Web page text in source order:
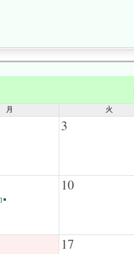
月 火
3
10
17